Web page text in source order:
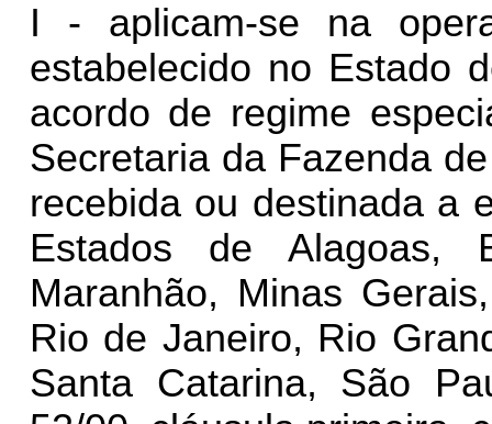
I - aplicam-se na
estabelecido no Estado
acordo de regime
Secretaria da Fazenda
recebida ou destinada a
Estados de Alagoas,
Maranhão, Minas
Rio de Janeiro, Rio
Santa Catarina, São